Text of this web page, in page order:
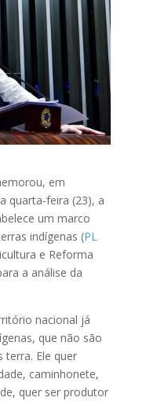
em
quarta-feira (23), a
um marco
indígenas (PL
e Reforma
a análise da
nacional já
que não são
terra. Ele quer
caminhonete,
quer ser produtor